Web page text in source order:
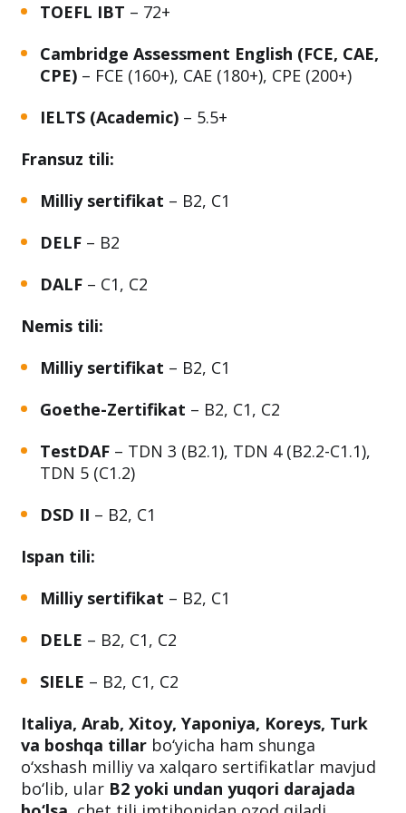
TOEFL IBT – 72+
Cambridge Assessment English (FCE, CAE,
CPE) – FCE (160+), CAE (180+), CPE (200+)
IELTS (Academic) – 5.5+
Fransuz tili:
Milliy sertifikat – B2, C1
DELF – B2
DALF – C1, C2
Nemis tili:
Milliy sertifikat – B2, C1
Goethe-Zertifikat – B2, C1, C2
TestDAF – TDN 3 (B2.1), TDN 4 (B2.2-C1.1),
TDN 5 (C1.2)
DSD II – B2, C1
Ispan tili:
Milliy sertifikat – B2, C1
DELE – B2, C1, C2
SIELE – B2, C1, C2
Italiya, Arab, Xitoy, Yaponiya, Koreys, Turk
va boshqa tillar bo‘yicha ham shunga
o‘xshash milliy va xalqaro sertifikatlar mavjud
bo‘lib, ular B2 yoki undan yuqori darajada